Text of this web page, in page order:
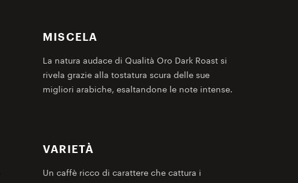
MISCELA
La natura audace di Qualità Oro Dark Roast si
rivela grazie alla tostatura scura delle sue
migliori arabiche, esaltandone le note intense.
VARIETÀ
Un caffè ricco di carattere che cattura i